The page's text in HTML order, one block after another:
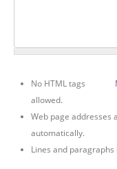
No HTML tags
allowed.
Web page addresses
automatically.
Lines and